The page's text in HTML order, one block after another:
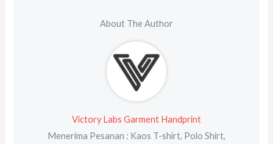
About The Author
Victory Labs Garment Handprint
Menerima Pesanan : Kaos T-shirt, Polo Shirt,